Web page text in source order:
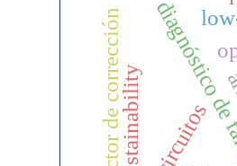
sustainability
factor de corrección